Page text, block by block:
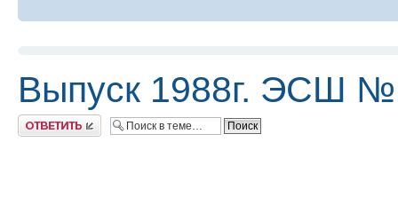
Выпуск 1988г. ЭСШ
Ответить